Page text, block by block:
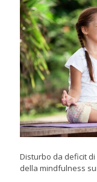
Disturbo da deficit
della mindfulness